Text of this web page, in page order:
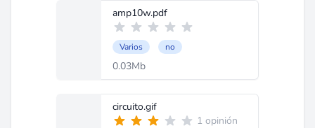
amp10w.pdf
Varios no
0.03Mb
circuito.gif
1 opinión